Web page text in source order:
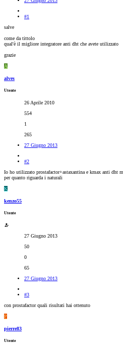
#1
salve
come da tittolo
qual'è il migliore integratore anti dht che avete utilizzato
grazie
A
alves
Utente
26 Aprile 2010
554
1
265
27 Giugno 2013
#2
Io ho utilizzato prostafactor+astaxantina e kmax anti dht
per quanto riguarda i naturali
K
kenzo55
Utente
27 Giugno 2013
50
0
65
27 Giugno 2013
#3
con prostafactor quali risultati hai ottenuto
P
pierre83
Utente